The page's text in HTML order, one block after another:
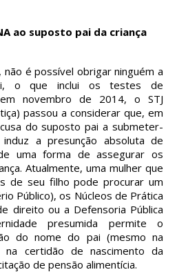
ao suposto pai da criança
não é possível obrigar ninguém a
o que inclui os testes de
novembro de 2014, o STJ
passou a considerar que, em
do suposto pai a submeter-
a presunção absoluta de
uma forma de assegurar os
Atualmente, uma mulher que
de seu filho pode procurar um
Público), os Núcleos de Prática
direito ou a Defensoria Pública
presumida permite o
do nome do pai (mesmo na
na certidão de nascimento da
de pensão alimentícia.